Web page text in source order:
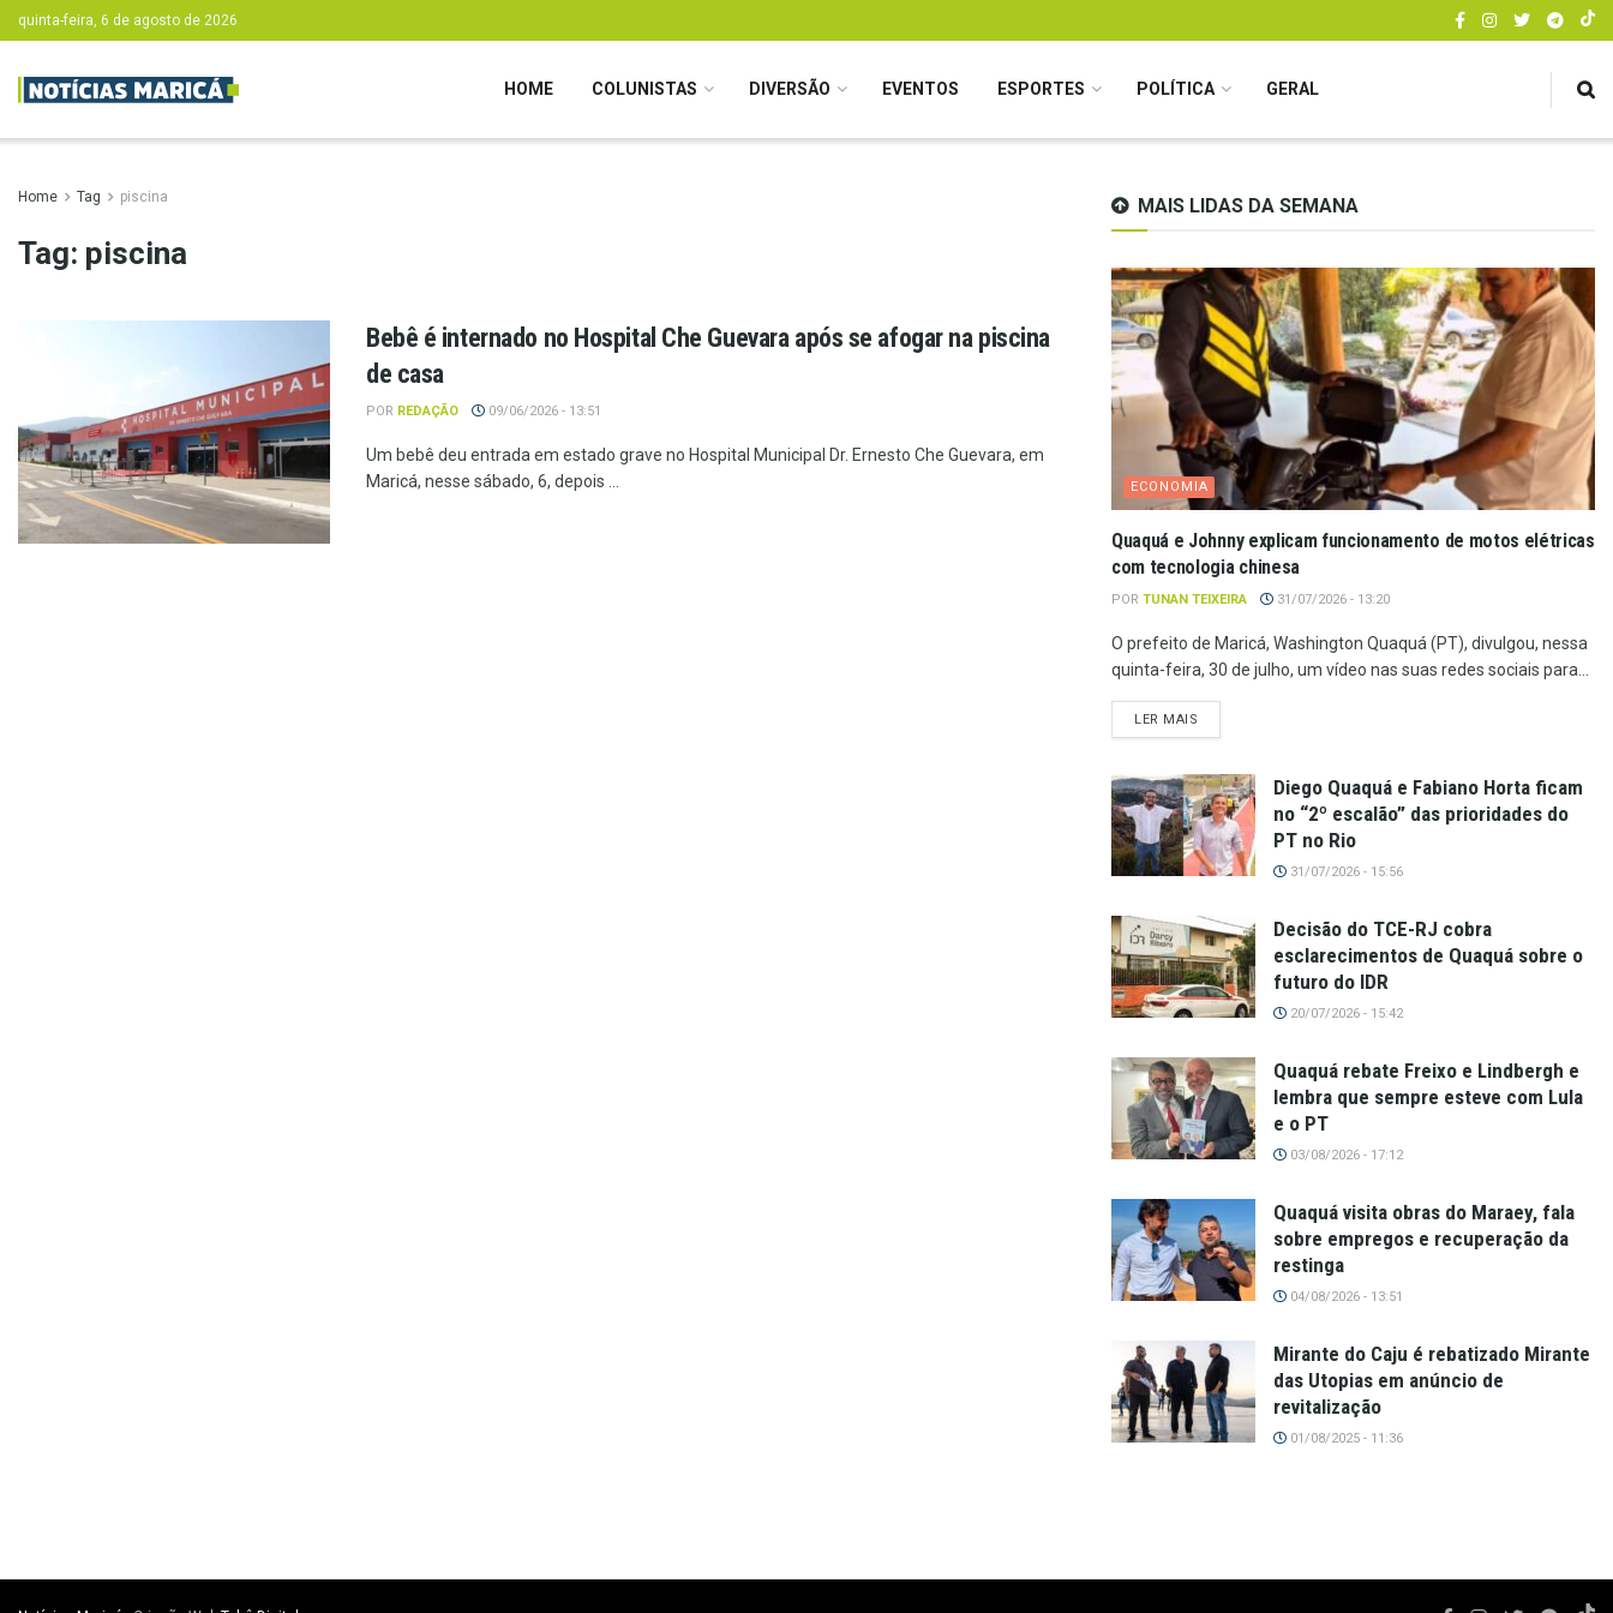
quinta-feira, 6 de agosto de 2026
HOME COLUNISTAS DIVERSÃO EVENTOS ESPORTES POLÍTICA GERAL
Home Tag piscina
Tag: piscina
Bebê é internado no Hospital Che Guevara após se afogar na piscina
de casa
POR REDAÇÃO 09/06/2026 - 13:51
Um bebê deu entrada em estado grave no Hospital Municipal Dr. Ernesto Che Guevara, em
Maricá, nesse sábado, 6, depois ...
MAIS LIDAS DA SEMANA
ECONOMIA
Quaquá e Johnny explicam funcionamento de motos elétricas
com tecnologia chinesa
POR TUNAN TEIXEIRA 31/07/2026 - 13:20
O prefeito de Maricá, Washington Quaquá (PT), divulgou, nessa
quinta-feira, 30 de julho, um vídeo nas suas redes sociais para...
LER MAIS
Diego Quaquá e Fabiano Horta ficam
no “2º escalão” das prioridades do
PT no Rio
31/07/2026 - 15:56
Decisão do TCE-RJ cobra
esclarecimentos de Quaquá sobre o
futuro do IDR
20/07/2026 - 15:42
Quaquá rebate Freixo e Lindbergh e
lembra que sempre esteve com Lula
e o PT
03/08/2026 - 17:12
Quaquá visita obras do Maraey, fala
sobre empregos e recuperação da
restinga
04/08/2026 - 13:51
Mirante do Caju é rebatizado Mirante
das Utopias em anúncio de
revitalização
01/08/2025 - 11:36